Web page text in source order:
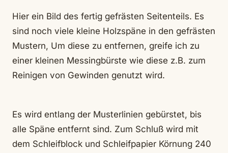
Hier ein Bild des fertig gefrästen Seitenteils. Es
sind noch viele kleine Holzspäne in den gefrästen
Mustern, Um diese zu entfernen, greife ich zu
einer kleinen Messingbürste wie diese z.B. zum
Reinigen von Gewinden genutzt wird.
Es wird entlang der Musterlinien gebürstet, bis
alle Späne entfernt sind. Zum Schluß wird mit
dem Schleifblock und Schleifpapier Körnung 240